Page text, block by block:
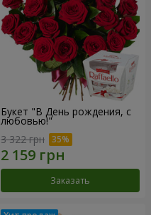
Букет "В День рождения, с
любовью!"
3 322 грн
Заказать